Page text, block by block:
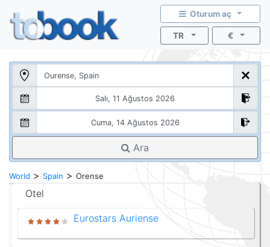
Oturum aç
TR €
Ara
World > Spain > Orense
Otel
Eurostars Auriense